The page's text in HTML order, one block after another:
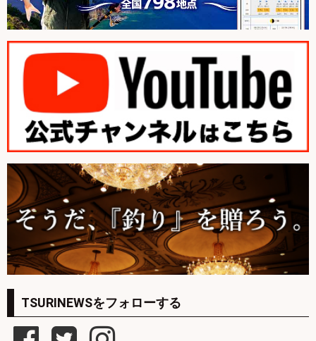
TSURINEWSをフォローする